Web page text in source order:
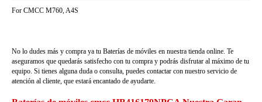
For CMCC M760, A4S
No lo dudes más y compra ya tu Baterías de móviles en nuestra tienda online. Te
aseguramos que quedarás satisfecho con tu compra y podrás disfrutar al máximo de tu
equipo. Si tienes alguna duda o consulta, puedes contactar con nuestro servicio de
atención al cliente, que estará encantado de ayudarte.